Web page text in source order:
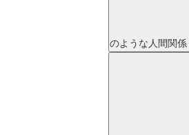
のような人間関係